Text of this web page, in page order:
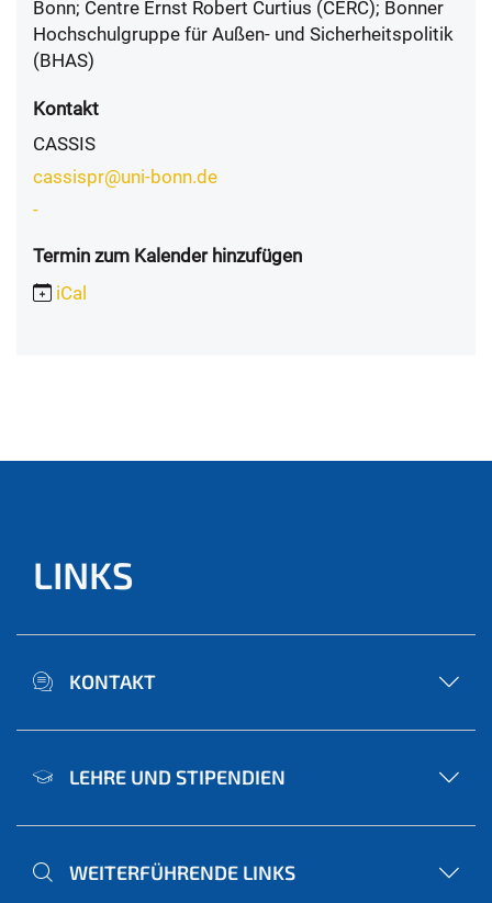
Bonn; Centre Ernst Robert Curtius (CERC); Bonner
Hochschulgruppe für Außen- und Sicherheitspolitik
(BHAS)
Kontakt
CASSIS
cassispr@uni-bonn.de
-
Termin zum Kalender hinzufügen
iCal
LINKS
KONTAKT
LEHRE UND STIPENDIEN
WEITERFÜHRENDE LINKS